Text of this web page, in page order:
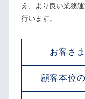
え、より良い業務
行います。
お客さ
顧客本位